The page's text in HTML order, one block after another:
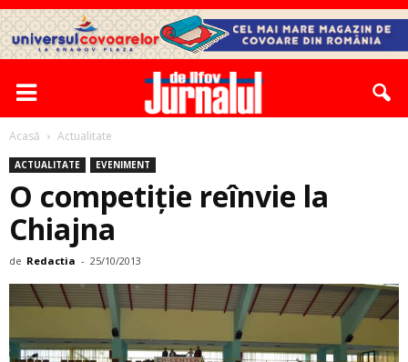
Acasă Actualitate
ACTUALITATE EVENIMENT
O competiţie reînvie la
Chiajna
de Redactia - 25/10/2013